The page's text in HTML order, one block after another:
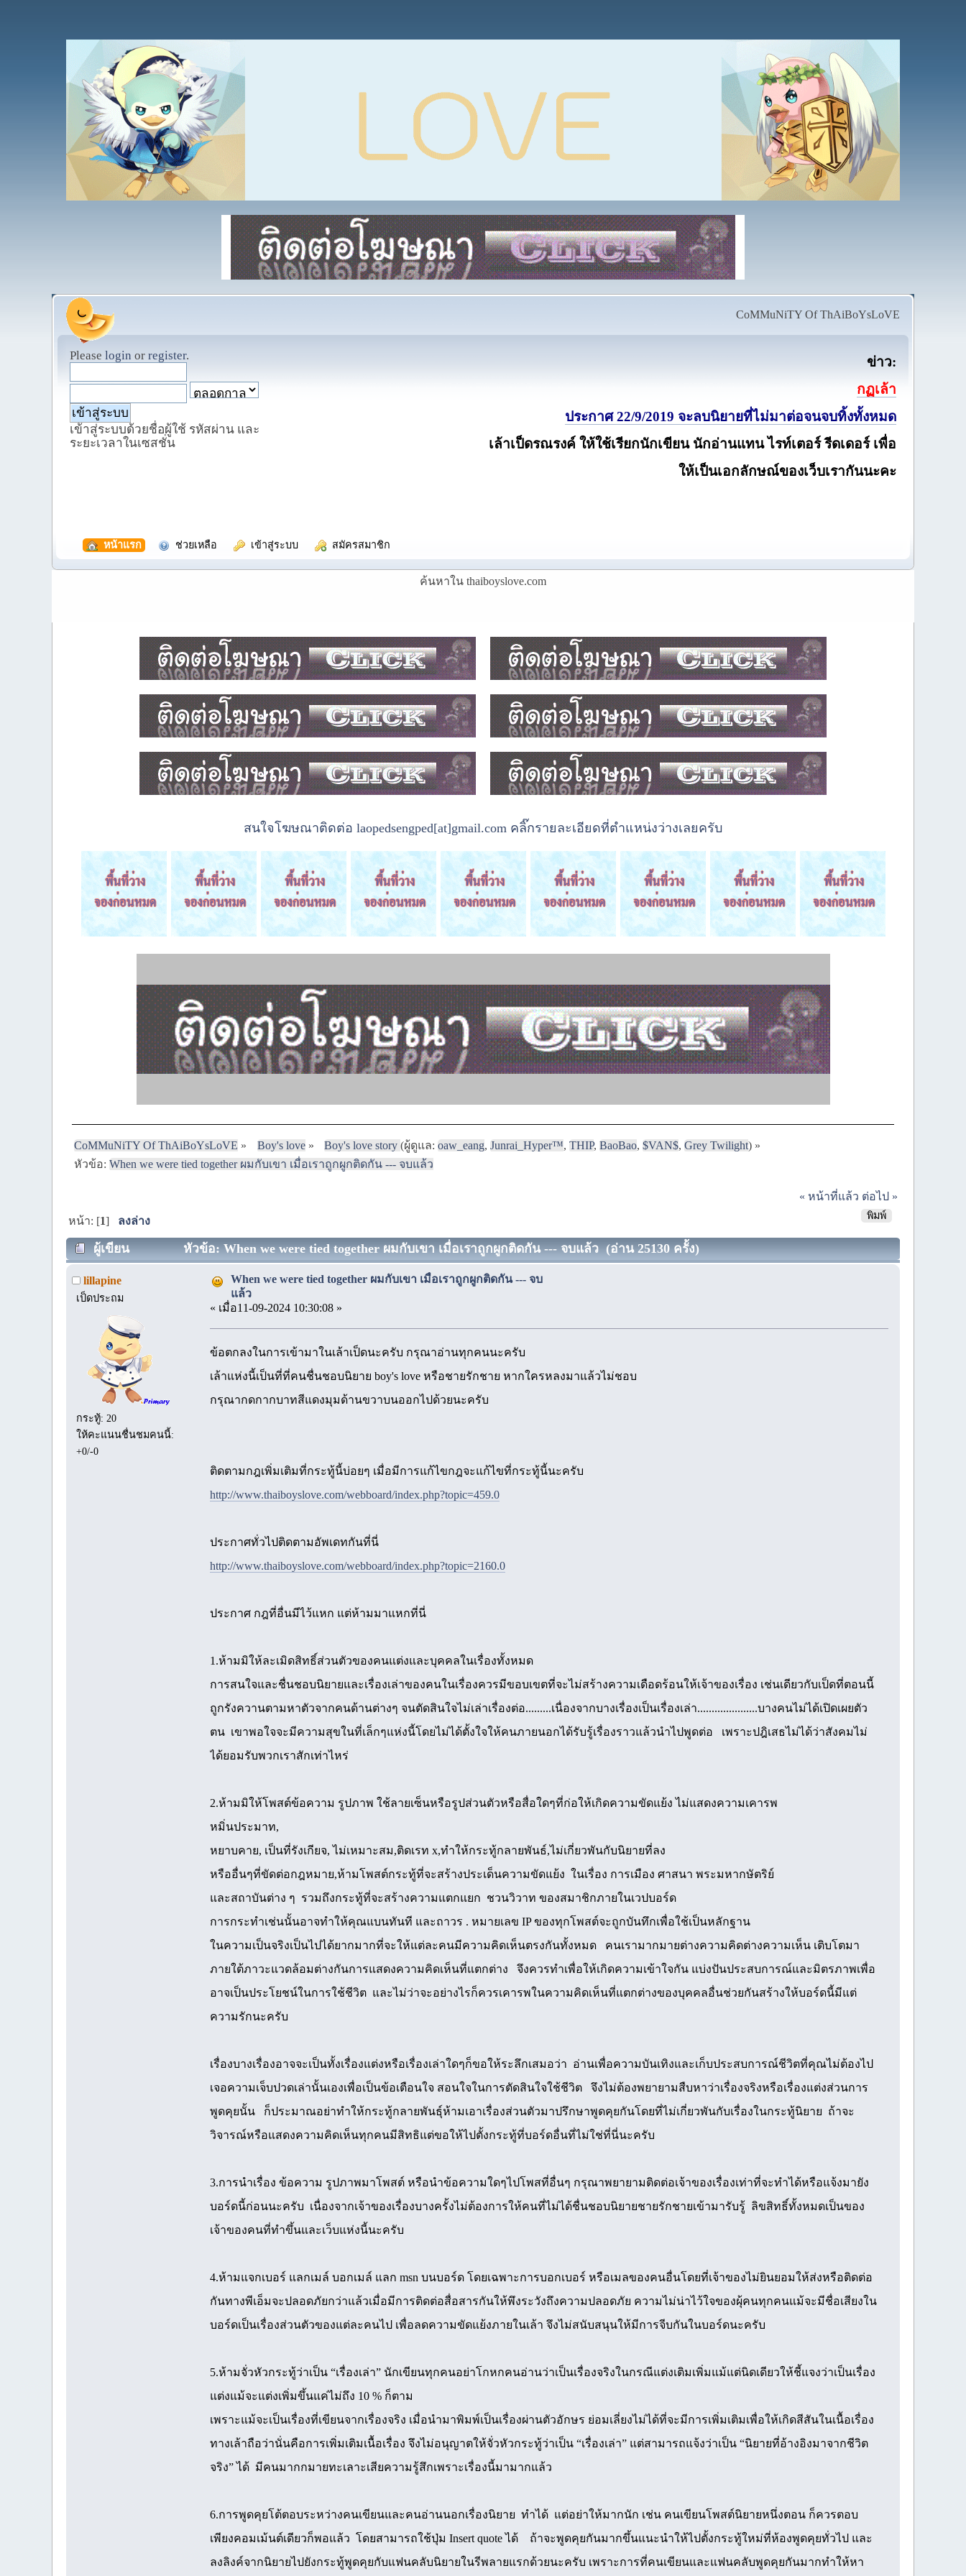
CoMMuNiTY Of ThAiBoYsLoVE
Please login or register.
เข้าสู่ระบบด้วยชื่อผู้ใช้ รหัสผ่าน และ
ระยะเวลาในเซสชั่น
ข่าว:
กฏเล้า
ประกาศ 22/9/2019 จะลบนิยายที่ไม่มาต่อจนจบทิ้งทั้งหมด
เล้าเป็ดรณรงค์ ให้ใช้เรียกนักเขียน นักอ่านแทน ไรท์เตอร์ รีดเดอร์ เพื่อ
ให้เป็นเอกลักษณ์ของเว็บเรากันนะคะ
หน้าแรก ช่วยเหลือ เข้าสู่ระบบ สมัครสมาชิก
ค้นหาใน thaiboyslove.com
สนใจโฆษณาติดต่อ laopedsengped[at]gmail.com คลิ๊กรายละเอียดที่ตำแหน่งว่างเลยครับ
CoMMuNiTY Of ThAiBoYsLoVE » Boy's love» Boy's love story (ผู้ดูแล: oaw_eang, Junrai_Hyper™, THIP, BaoBao, $VAN$, Grey Twilight) »
หัวข้อ:When we were tied together ผมกับเขา เมื่อเราถูกผูกติดกัน --- จบแล้ว
« หน้าที่แล้ว ต่อไป »
พิมพ์
หน้า: [1] ลงล่าง
ผู้เขียน หัวข้อ: When we were tied together ผมกับเขา เมื่อเราถูกผูกติดกัน --- จบแล้ว (อ่าน 25130 ครั้ง)
lillapine
เป็ดประถม
กระทู้: 20
ให้คะแนนชื่นชมคนนี้:
+0/-0
When we were tied together ผมกับเขา เมื่อเราถูกผูกติดกัน --- จบ
แล้ว
« เมื่อ11-09-2024 10:30:08 »
ข้อตกลงในการเข้ามาในเล้าเป็ดนะครับ กรุณาอ่านทุกคนนะครับ
เล้าแห่งนี้เป็นที่ที่คนชื่นชอบนิยาย boy's love หรือชายรักชาย หากใครหลงมาแล้วไม่ชอบ
กรุณากดกากบาทสีแดงมุมด้านขวาบนออกไปด้วยนะครับ
ติดตามกฎเพิ่มเติมที่กระทู้นี้บ่อยๆ เมื่อมีการแก้ไขกฎจะแก้ไขที่กระทู้นี้นะครับ
http://www.thaiboyslove.com/webboard/index.php?topic=459.0
ประกาศทั่วไปติดตามอัพเดทกันที่นี่
http://www.thaiboyslove.com/webboard/index.php?topic=2160.0
ประกาศ กฎที่อื่นมีไว้แหก แต่ห้ามมาแหกที่นี่
1.ห้ามมิให้ละเมิดสิทธิ์ส่วนตัวของคนแต่งและบุคคลในเรื่องทั้งหมด
การสนใจและชื่นชอบนิยายและเรื่องเล่าของคนในเรื่องควรมีขอบเขตที่จะไม่สร้างความเดือดร้อนให้เจ้าของเรื่อง เช่นเดียวกับเป็ดที่ตอนนี้
ถูกรังควานตามหาตัวจากคนด้านต่างๆ จนตัดสินใจไม่เล่าเรื่องต่อ.........เนื่องจากบางเรื่องเป็นเรื่องเล่า.....................บางคนไม่ได้เปิดเผยตัว
ตน เขาพอใจจะมีความสุขในที่เล็กๆแห่งนี้โดยไม่ได้ตั้งใจให้คนภายนอกได้รับรู้เรื่องราวแล้วนำไปพูดต่อ เพราะปฎิเสธไม่ได้ว่าสังคมไม่
ได้ยอมรับพวกเราสักเท่าไหร่
2.ห้ามมิให้โพสต์ข้อความ รูปภาพ ใช้ลายเซ็นหรือรูปส่วนตัวหรือสื่อใดๆที่ก่อให้เกิดความขัดแย้ง ไม่แสดงความเคารพ
หมิ่นประมาท,
หยาบคาย, เป็นที่รังเกียจ, ไม่เหมาะสม,ติดเรท x,ทำให้กระทู้กลายพันธ์,ไม่เกี่ยวพันกับนิยายที่ลง
หรืออื่นๆที่ขัดต่อกฎหมาย,ห้ามโพสต์กระทู้ที่จะสร้างประเด็นความขัดแย้ง ในเรื่อง การเมือง ศาสนา พระมหากษัตริย์
และสถาบันต่าง ๆ รวมถึงกระทู้ที่จะสร้างความแตกแยก ชวนวิวาท ของสมาชิกภายในเวปบอร์ด
การกระทำเช่นนั้นอาจทำให้คุณแบนทันที และถาวร . หมายเลข IP ของทุกโพสต์จะถูกบันทึกเพื่อใช้เป็นหลักฐาน
ในความเป็นจริงเป็นไปได้ยากมากที่จะให้แต่ละคนมีความคิดเห็นตรงกันทั้งหมด คนเรามากมายต่างความคิดต่างความเห็น เติบโตมา
ภายใต้ภาวะแวดล้อมต่างกันการแสดงความคิดเห็นที่แตกต่าง จึงควรทำเพื่อให้เกิดความเข้าใจกัน แบ่งปันประสบการณ์และมิตรภาพเพื่อ
อาจเป็นประโยชน์ในการใช้ชีวิต และไม่ว่าจะอย่างไรก็ควรเคารพในความคิดเห็นที่แตกต่างของบุคคลอื่นช่วยกันสร้างให้บอร์ดนี้มีแต่
ความรักนะครับ
เรื่องบางเรื่องอาจจะเป็นทั้งเรื่องแต่งหรือเรื่องเล่าใดๆก็ขอให้ระลึกเสมอว่า อ่านเพื่อความบันเทิงและเก็บประสบการณ์ชีวิตที่คุณไม่ต้องไป
เจอความเจ็บปวดเล่านั้นเองเพื่อเป็นข้อเตือนใจ สอนใจในการตัดสินใจใช้ชีวิต จึงไม่ต้องพยายามสืบหาว่าเรื่องจริงหรือเรื่องแต่งส่วนการ
พูดคุยนั้น ก็ประมาณอย่าทำให้กระทู้กลายพันธุ์ห้ามเอาเรื่องส่วนตัวมาปรึกษาพูดคุยกันโดยที่ไม่เกี่ยวพันกับเรื่องในกระทู้นิยาย ถ้าจะ
วิจารณ์หรือแสดงความคิดเห็นทุกคนมีสิทธิแต่ขอให้ไปตั้งกระทู้ที่บอร์ดอื่นที่ไม่ใช่ที่นี่นะครับ
3.การนำเรื่อง ข้อความ รูปภาพมาโพสต์ หรือนำข้อความใดๆไปโพสที่อื่นๆ กรุณาพยายามติดต่อเจ้าของเรื่องเท่าที่จะทำได้หรือแจ้งมายัง
บอร์ดนี้ก่อนนะครับ เนื่องจากเจ้าของเรื่องบางครั้งไม่ต้องการให้คนที่ไม่ได้ชื่นชอบนิยายชายรักชายเข้ามารับรู้ ลิขสิทธิ์ทั้งหมดเป็นของ
เจ้าของคนที่ทำขึ้นและเว็บแห่งนี้นะครับ
4.ห้ามแจกเบอร์ แลกเมล์ บอกเมล์ แลก msn บนบอร์ด โดยเฉพาะการบอกเบอร์ หรือเมลของคนอื่นโดยที่เจ้าของไม่ยินยอมให้ส่งหรือติดต่อ
กันทางพีเอ็มจะปลอดภัยกว่าแล้วเมื่อมีการติดต่อสื่อสารกันให้พึงระวังถึงความปลอดภัย ความไม่น่าไว้ใจของผุ้คนทุกคนแม้จะมีชื่อเสียงใน
บอร์ดเป็นเรื่องส่วนตัวของแต่ละคนไป เพื่อลดความขัดแย้งภายในเล้า จึงไม่สนับสนุนให้มีการจีบกันในบอร์ดนะครับ
5.ห้ามจั่วหัวกระทู้ว่าเป็น “เรื่องเล่า” นักเขียนทุกคนอย่าโกหกคนอ่านว่าเป็นเรื่องจริงในกรณีแต่งเติมเพิ่มแม้แต่นิดเดียวให้ชี้แจงว่าเป็นเรื่อง
แต่งแม้จะแต่งเพิ่มขึ้นแค่ไม่ถึง 10 % ก็ตาม
เพราะแม้จะเป็นเรื่องที่เขียนจากเรื่องจริง เมื่อนำมาพิมพ์เป็นเรื่องผ่านตัวอักษร ย่อมเลี่ยงไม่ได้ที่จะมีการเพิ่มเติมเพื่อให้เกิดสีสันในเนื้อเรื่อง
ทางเล้าถือว่านั่นคือการเพิ่มเติมเนื้อเรื่อง จึงไม่อนุญาตให้จั่วหัวกระทู้ว่าเป็น “เรื่องเล่า” แต่สามารถแจ้งว่าเป็น “นิยายที่อ้างอิงมาจากชีวิต
จริง” ได้ มีคนมากกมายทะเลาะเสียความรู้สึกเพราะเรื่องนี้มามากแล้ว
6.การพูดคุยโต้ตอบระหว่างคนเขียนและคนอ่านนอกเรื่องนิยาย ทำได้ แต่อย่าให้มากนัก เช่น คนเขียนโพสต์นิยายหนึ่งตอน ก็ควรตอบ
เพียงคอมเม้นต์เดียวก็พอแล้ว โดยสามารถใช้ปุ่ม Insert quote ได้ ถ้าจะพูดคุยกันมากขึ้นแนะนำให้ไปตั้งกระทู้ใหม่ที่ห้องพูดคุยทั่วไป และ
ลงลิงค์จากนิยายไปยังกระทู้พูดคุยกับแฟนคลับนิยายในรีพลายแรกด้วยนะครับ เพราะการที่คนเขียนและแฟนคลับพูดคุยกันมากทำให้หา